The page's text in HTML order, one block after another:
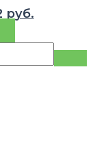
руб..
руб.Текущая
15.42 руб..